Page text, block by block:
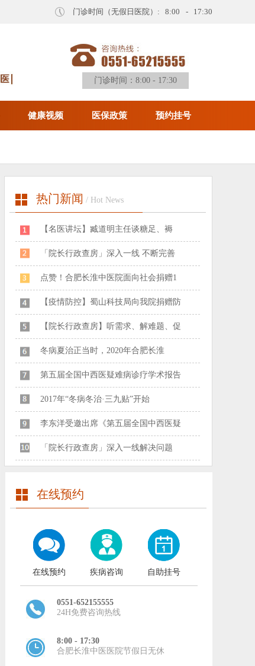
门诊时间（无假日医院）: 8:00 - 17:30
门诊时间：8:00 - 17:30
健康视频 医保政策 预约挂号
热门新闻 / Hot News
​【名医讲坛】臧道明主任谈糖足、褥
「院长行政查房」深入一线 不断完善
点赞！合肥长淮中医院面向社会捐赠1
【疫情防控】蜀山科技局向我院捐赠防
【院长行政查房】听需求、解难题、促
冬病夏治正当时，2020年合肥长淮
第五届全国中西医疑难病诊疗学术报告
2017年“冬病冬治·三九贴”开始
李东洋受邀出席《第五届全国中西医疑
「院长行政查房」深入一线解决问题
在线预约
在线预约 疾病咨询 自助挂号
0551-652155555
24H免费咨询热线
8:00 - 17:30
合肥长淮中医医院节假日无休